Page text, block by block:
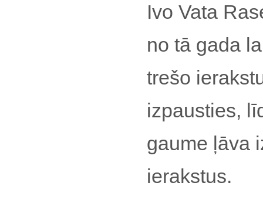
Ivo Vata
no tā gada
trešo
izpausties,
gaume ļāva
ierakstus.